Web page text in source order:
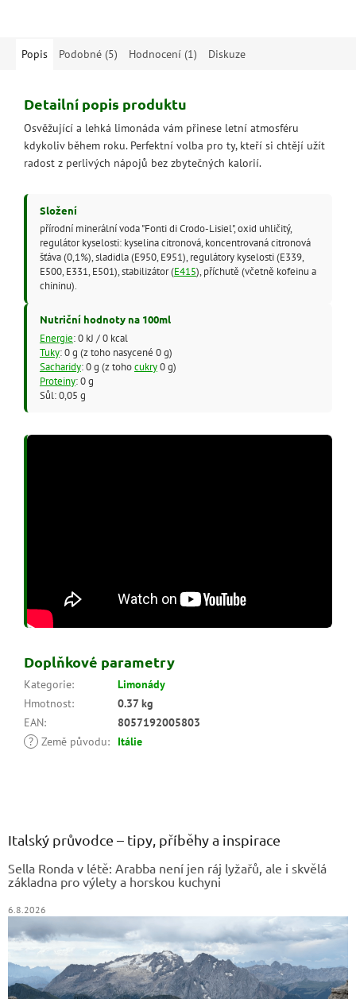
Popis
Podobné (5) Hodnocení (1) Diskuze
Detailní popis produktu
Osvěžující a lehká limonáda vám přinese letní atmosféru
kdykoliv během roku. Perfektní volba pro ty, kteří si chtějí užít
radost z perlivých nápojů bez zbytečných kalorií.
Složení
přírodní minerální voda "Fonti di Crodo-Lisiel", oxid uhličitý,
regulátor kyselosti: kyselina citronová, koncentrovaná citronová
šťáva (0,1%), sladidla (E950, E951), regulátory kyselosti (E339,
E500, E331, E501), stabilizátor (E415), příchutě (včetně kofeinu a
chininu).
Nutriční hodnoty na 100ml
Energie: 0 kJ / 0 kcal
Tuky: 0 g (z toho nasycené 0 g)
Sacharidy: 0 g (z tohocukry0 g)
Proteiny: 0 g
Sůl: 0,05 g
Doplňkové parametry
Kategorie:
Limonády
Hmotnost:
0.37 kg
EAN:
8057192005803
? Země původu: Itálie
Italský průvodce – tipy, příběhy a inspirace
Sella Ronda v létě: Arabba není jen ráj lyžařů, ale i skvělá
základna pro výlety a horskou kuchyni
6.8.2026